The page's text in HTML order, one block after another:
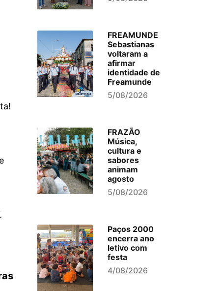
FREAMUNDE
Sebastianas
voltaram a
afirmar
identidade de
Freamunde
5/08/2026
FRAZÃO
Música,
cultura e
sabores
animam
agosto
5/08/2026
Paços 2000
encerra ano
letivo com
festa
4/08/2026